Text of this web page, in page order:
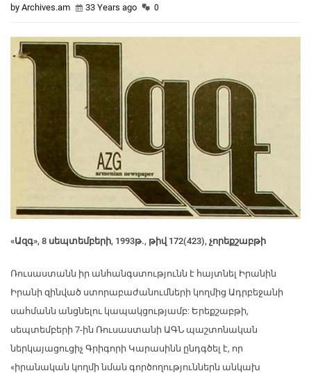
by Archives.am 33 Years ago 0
«Ազգ», 8 սեպտեմբերի, 1993թ., թիվ 172(423), չորեքշաբթի
Ռուսաստանն իր անհանգստությունն է հայտնել Իրանին
Իրանի զինված ստորաբաժանումների կողմից Ադրբեջանի
սահմանն անցնելու կապակցությամբ: Երեքշաբթի,
սեպտեմբերի 7-ին Ռուսաստանի ԱԳՆ պաշտոնական
ներկայացուցիչ Գրիգորի Կարասինն ընդգծել է, որ
«իրանական կողմի նման գործողություններն անկախ